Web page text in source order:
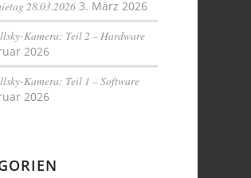
28.03.2026 3. März 2026
Kamera: Teil 2 – Hardware
2026
Kamera: Teil 1 – Software
2026